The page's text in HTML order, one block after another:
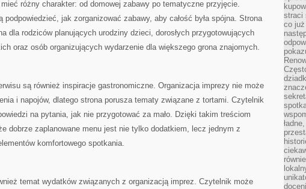
różny charakter: od domowej zabawy po tematyczne przyjęcie.
podpowiedzieć, jak zorganizować zabawy, aby całość była spójna. Strona
dla rodziców planujących urodziny dzieci, dorosłych przygotowujących
oraz osób organizujących wydarzenie dla większego grona znajomych.
są również inspiracje gastronomiczne. Organizacja imprezy nie może
i napojów, dlatego strona porusza tematy związane z tortami. Czytelnik
na pytania, jak nie przygotować za mało. Dzięki takim treściom
dobrze zaplanowane menu jest nie tylko dodatkiem, lecz jednym z
komfortowego spotkania.
temat wydatków związanych z organizacją imprez. Czytelnik może
straci
co już